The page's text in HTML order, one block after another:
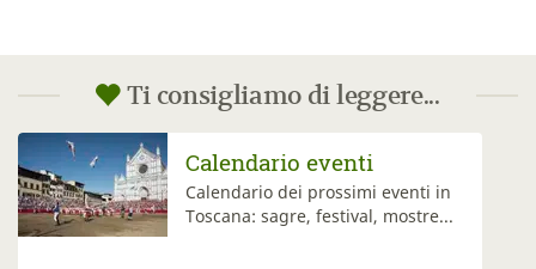
Ti consigliamo di leggere...
Mostre in Toscana
Se siete appassionati di arte,
questo articolo vi guiderÃ...